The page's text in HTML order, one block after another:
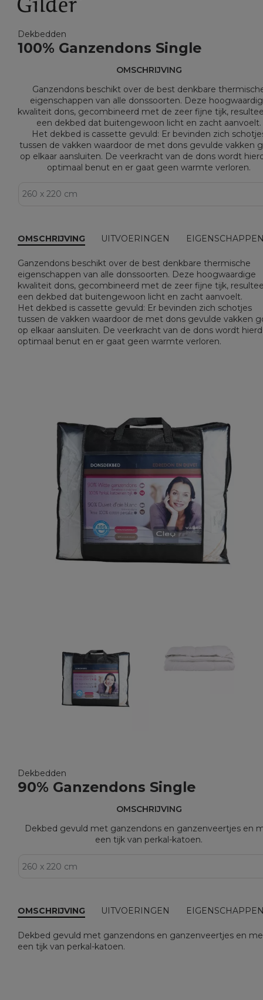
Dekbedden
100% Ganzendons Single
OMSCHRIJVING
Ganzendons beschikt over de best denkbare
eigenschappen van alle donssoorten. Deze
kwaliteit dons, gecombineerd met de zeer fijne tijk,
een dekbed dat buitengewoon licht en zacht aanvoelt.
Het dekbed is cassette gevuld: Er bevinden zich
tussen de vakken waardoor de met dons gevulde vakken
op elkaar aansluiten. De veerkracht van de dons wordt
optimaal benut en er gaat geen warmte verloren.
OMSCHRIJVING UITVOERINGEN
Ganzendons beschikt over de best denkbare thermische
eigenschappen van alle donssoorten. Deze hoogwaardige
kwaliteit dons, gecombineerd met de zeer fijne tijk,
een dekbed dat buitengewoon licht en zacht aanvoelt.
Het dekbed is cassette gevuld: Er bevinden zich schotjes
tussen de vakken waardoor de met dons gevulde vakken
op elkaar aansluiten. De veerkracht van de dons wordt
optimaal benut en er gaat geen warmte verloren.
Dekbedden
90% Ganzendons Single
OMSCHRIJVING
Dekbed gevuld met ganzendons en ganzenveertjes en
een tijk van perkal-katoen.
OMSCHRIJVING UITVOERINGEN
Dekbed gevuld met ganzendons en ganzenveertjes en
een tijk van perkal-katoen.